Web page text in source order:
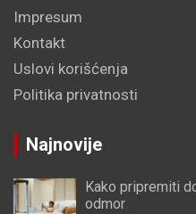
Impresum
Kontakt
Uslovi korišćenja
Politika privatnosti
Najnovije
Kako pripremiti
odmor